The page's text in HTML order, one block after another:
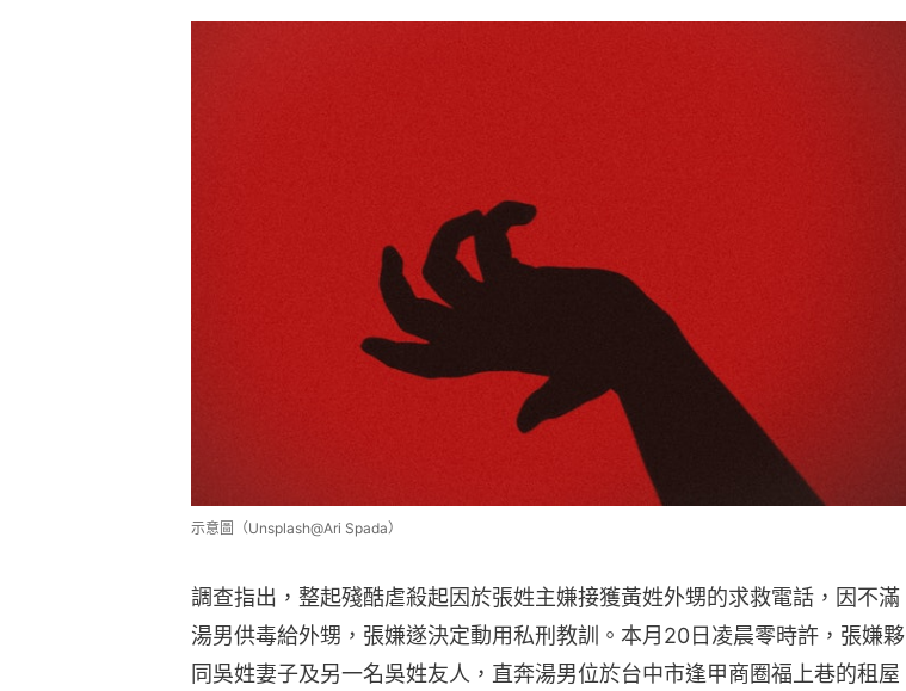
示意圖（Unsplash@Ari Spada）
調查指出，整起殘酷虐殺起因於張姓主嫌接獲黃姓外甥的求救電話，因不滿
湯男供毒給外甥，張嫌遂決定動用私刑教訓。本月20日凌晨零時許，張嫌夥
同吳姓妻子及另一名吳姓友人，直奔湯男位於台中市逢甲商圈福上巷的租屋